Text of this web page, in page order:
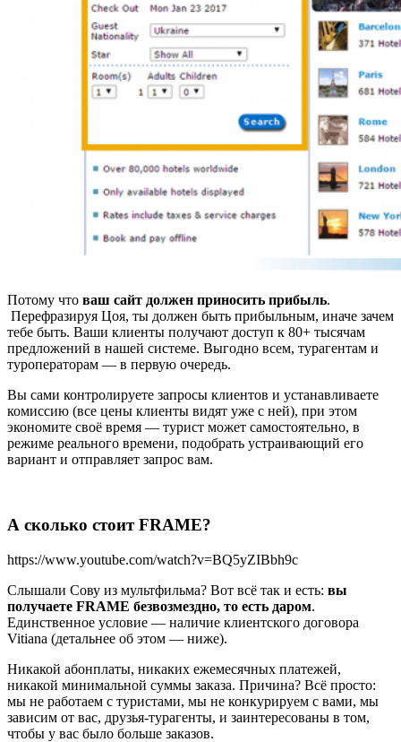
Потому что ваш сайт должен приносить прибыль.
Перефразируя Цоя, ты должен быть прибыльным, иначе зачем
тебе быть. Ваши клиенты получают доступ к 80+ тысячам
предложений в нашей системе. Выгодно всем, турагентам и
туроператорам — в первую очередь.
Вы сами контролируете запросы клиентов и устанавливаете
комиссию (все цены клиенты видят уже с ней), при этом
экономите своё время — турист может самостоятельно, в
режиме реального времени, подобрать устраивающий его
вариант и отправляет запрос вам.
А сколько стоит FRAME?
https://www.youtube.com/watch?v=BQ5yZIBbh9c
Слышали Сову из мультфильма? Вот всё так и есть: вы
получаете FRAME безвозмездно, то есть даром.
Единственное условие — наличие клиентского договора
Vitiana (детальнее об этом — ниже).
Никакой абонплаты, никаких ежемесячных платежей,
никакой минимальной суммы заказа. Причина? Всё просто:
мы не работаем с туристами, мы не конкурируем с вами, мы
зависим от вас, друзья-турагенты, и заинтересованы в том,
чтобы у вас было больше заказов.